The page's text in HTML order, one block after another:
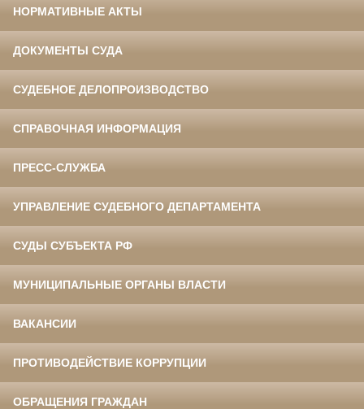
НОРМАТИВНЫЕ АКТЫ
ДОКУМЕНТЫ СУДА
СУДЕБНОЕ ДЕЛОПРОИЗВОДСТВО
СПРАВОЧНАЯ ИНФОРМАЦИЯ
ПРЕСС-СЛУЖБА
УПРАВЛЕНИЕ СУДЕБНОГО ДЕПАРТАМЕНТА
СУДЫ СУБЪЕКТА РФ
МУНИЦИПАЛЬНЫЕ ОРГАНЫ ВЛАСТИ
ВАКАНСИИ
ПРОТИВОДЕЙСТВИЕ КОРРУПЦИИ
ОБРАЩЕНИЯ ГРАЖДАН